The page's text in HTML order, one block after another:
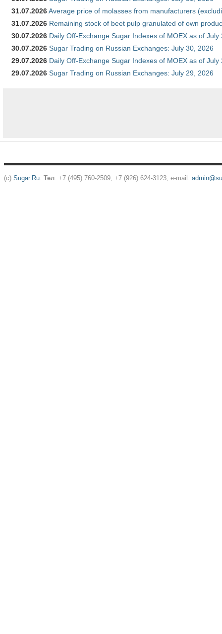
31.07.2026Average price of molasses from manufacturers
31.07.2026 Remaining stock of beet pulp granulated of own
30.07.2026 Daily Off-Exchange Sugar Indexes of MOEX as of July
30.07.2026 Sugar Trading on Russian Exchanges: July 30, 2026
29.07.2026 Daily Off-Exchange Sugar Indexes of MOEX as of July
29.07.2026 Sugar Trading on Russian Exchanges: July 29, 2026
(c) Sugar.Ru. Тел: +7 (495) 760-2509, +7 (926) 624-3123, e-mail: